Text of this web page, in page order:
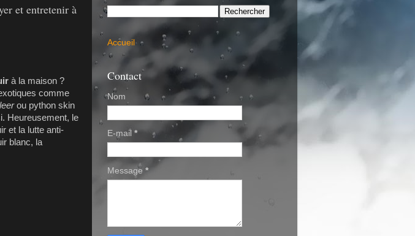
et entretenir à
à la maison ?
comme
ou python skin
Heureusement, le
et la lutte anti-
blanc, la
Accueil
Contact
Nom
E-mail *
Message *